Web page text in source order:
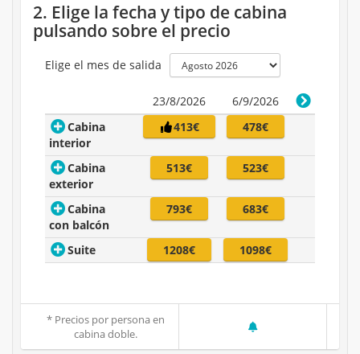
2. Elige la fecha y tipo de cabina
pulsando sobre el precio
Elige el mes de salida
23/8/2026
6/9/2026
Cabina
interior
413€ 478€
Cabina
exterior
513€ 523€
Cabina
con balcón
793€ 683€
Suite 1208€ 1098€
* Precios por persona en
cabina doble.